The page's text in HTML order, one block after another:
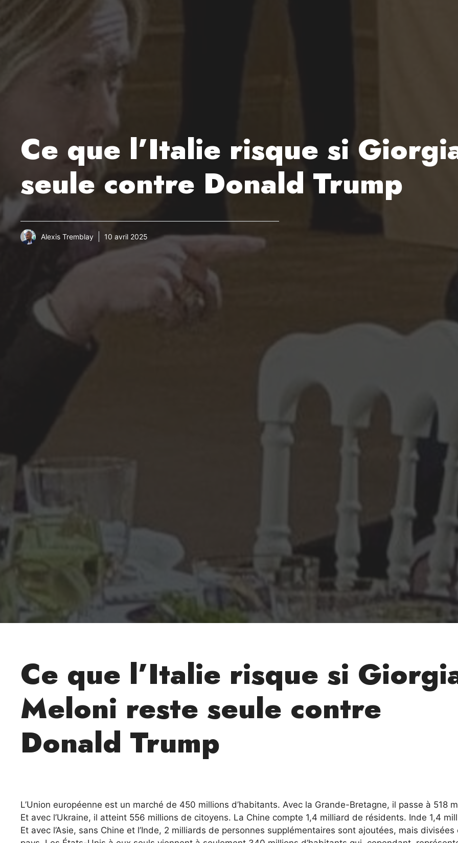
Ce que l’Italie risque si
seule contre Donald Trump
Alexis Tremblay 10 avril 2025
Ce que l’Italie risque si
Meloni reste seule contre
Donald Trump
L’Union européenne est un marché de 450 millions d’habitants. Avec la Grande-Bretagne, il passe à 518
Et avec l’Ukraine, il atteint 556 millions de citoyens. La Chine compte 1,4 milliard de résidents. Inde 1,4
Et avec l’Asie, sans Chine et l’Inde, 2 milliards de personnes supplémentaires sont ajoutées, mais divisées